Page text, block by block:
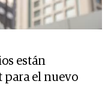
están
para el nuevo